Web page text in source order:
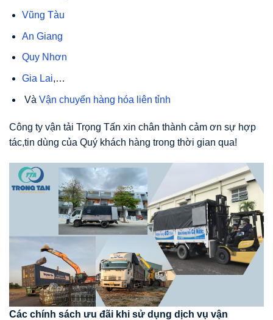
Vũng Tàu
An Giang
Quy Nhơn
Gia Lai,…
Và Vận chuyển hàng hóa liên tỉnh
Công ty vận tải Trọng Tấn xin chân thành cảm ơn sự hợp
tác,tin dùng của Quý khách hàng trong thời gian qua!
Các chính sách ưu đãi khi sử d ụng d ịch vụ vận